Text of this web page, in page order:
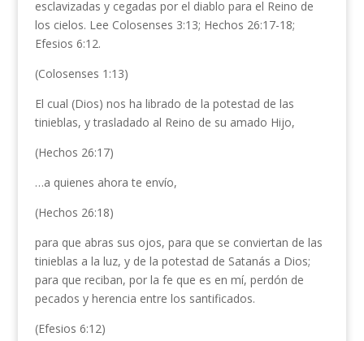
esclavizadas y cegadas por el diablo para el Reino de
los cielos. Lee Colosenses 3:13; Hechos 26:17-18;
Efesios 6:12.
(Colosenses 1:13)
El cual (Dios) nos ha librado de la potestad de las
tinieblas, y trasladado al Reino de su amado Hijo,
(Hechos 26:17)
…a quienes ahora te envío,
(Hechos 26:18)
para que abras sus ojos, para que se conviertan de las
tinieblas a la luz, y de la potestad de Satanás a Dios;
para que reciban, por la fe que es en mí, perdón de
pecados y herencia entre los santificados.
(Efesios 6:12)